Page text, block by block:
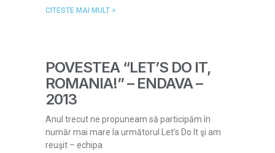
CITESTE MAI MULT >
POVESTEA “LET’S DO IT,
ROMANIA!” – ENDAVA –
2013
Anul trecut ne propuneam să participăm în
număr mai mare la următorul Let’s Do It şi am
reuşit – echipa